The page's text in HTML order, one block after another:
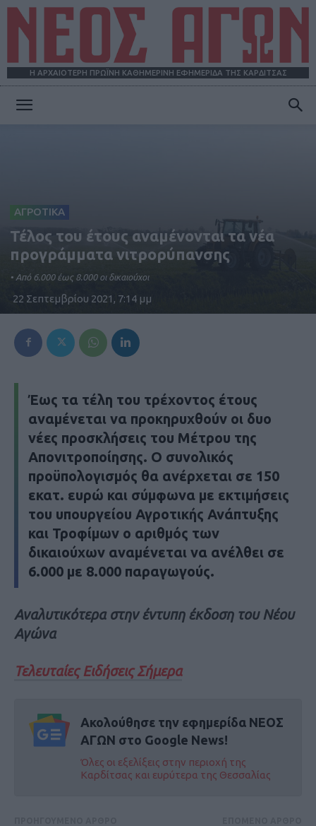
Η ΑΡΧΑΙΟΤΕΡΗ ΠΡΩΪΝΗ ΚΑΘΗΜΕΡΙΝΗ ΕΦΗΜΕΡΙΔΑ ΤΗΣ ΚΑΡΔΙΤΣΑΣ
ΑΓΡΟΤΙΚΑ
Τέλος του έτους αναμένονται τα νέα
προγράμματα νιτρορύπανσης
• Από 6.000 έως 8.000 οι δικαιούχοι
22 Σεπτεμβρίου 2021, 7:14 μμ
Έως τα τέλη του τρέχοντος έτους
αναμένεται να προκηρυχθούν οι δυο
νέες προσκλήσεις του Μέτρου της
Απονιτροποίησης. Ο συνολικός
προϋπολογισμός θα ανέρχεται σε 150
εκατ. ευρώ και σύμφωνα με εκτιμήσεις
του υπουργείου Αγροτικής Ανάπτυξης
και Τροφίμων ο αριθμός των
δικαιούχων αναμένεται να ανέλθει σε
6.000 με 8.000 παραγωγούς.
Αναλυτικότερα στην έντυπη έκδοση του Νέου
Αγώνα
Τελευταίες Ειδήσεις Σήμερα
Ακολούθησε την εφημερίδα ΝΕΟΣ
ΑΓΩΝ στο Google News!
Όλες οι εξελίξεις στην περιοχή της
Καρδίτσας και ευρύτερα της Θεσσαλίας